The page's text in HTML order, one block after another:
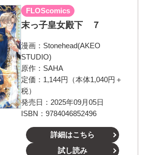
FLOScomics
末っ子皇女殿下 ７
漫画： Stonehead(AKEO
STUDIO)
原作： SAHA
定価：1,144円（本体1,040円＋
税）
発売日：2025年09月05日
ISBN：9784046852496
詳細はこちら
試し読み